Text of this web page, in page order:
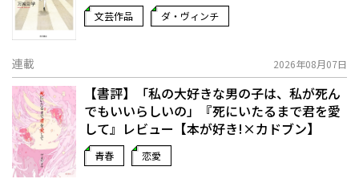
文芸作品 ダ・ヴィンチ
連載 2026年08月07日
【書評】「私の大好きな男の子は、私が死ん
でもいいらしいの」――『死にいたるまで君を愛
して』レビュー【本が好き!×カドブン】
青春 恋愛